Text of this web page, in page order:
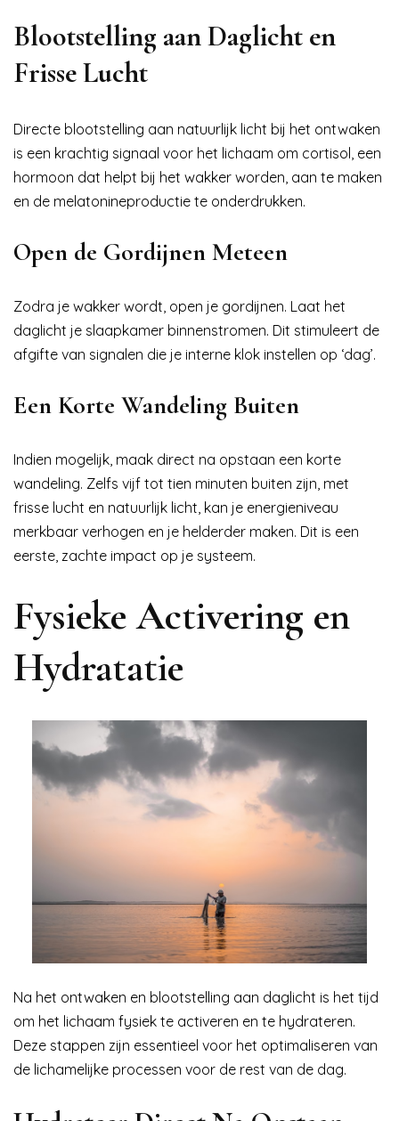
Blootstelling aan Daglicht en
Frisse Lucht
Directe blootstelling aan natuurlijk licht bij het ontwaken
is een krachtig signaal voor het lichaam om cortisol, een
hormoon dat helpt bij het wakker worden, aan te maken
en de melatonineproductie te onderdrukken.
Open de Gordijnen Meteen
Zodra je wakker wordt, open je gordijnen. Laat het
daglicht je slaapkamer binnenstromen. Dit stimuleert de
afgifte van signalen die je interne klok instellen op ‘dag’.
Een Korte Wandeling Buiten
Indien mogelijk, maak direct na opstaan een korte
wandeling. Zelfs vijf tot tien minuten buiten zijn, met
frisse lucht en natuurlijk licht, kan je energieniveau
merkbaar verhogen en je helderder maken. Dit is een
eerste, zachte impact op je systeem.
Fysieke Activering en
Hydratatie
Na het ontwaken en blootstelling aan daglicht is het tijd
om het lichaam fysiek te activeren en te hydrateren.
Deze stappen zijn essentieel voor het optimaliseren van
de lichamelijke processen voor de rest van de dag.